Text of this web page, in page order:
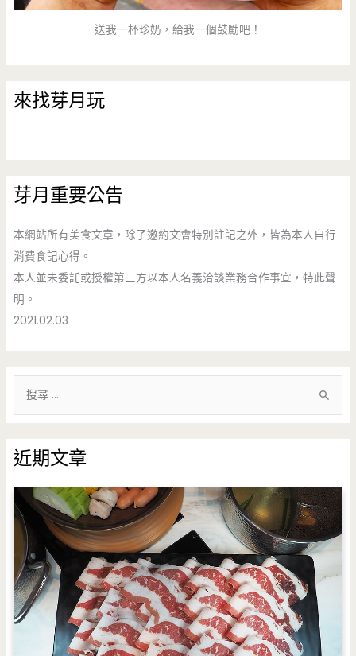
送我一杯珍奶，給我一個鼓勵吧！
來找芽月玩
芽月重要公告
本網站所有美食文章，除了邀約文會特別註記之外，皆為本人自行
消費食記心得。
本人並未委託或授權第三方以本人名義洽談業務合作事宜，特此聲
明。
2021.02.03
鍵
字
:
近期文章